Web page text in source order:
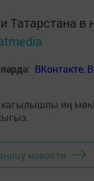
Татарстана
: ВКонтакте,
иң
новости